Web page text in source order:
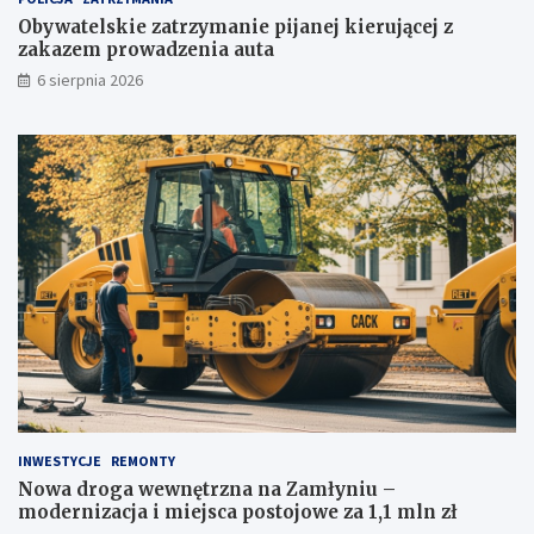
e
p
i
j
n
e
j
i
e
r
u
j
ą
c
e
j
z
z
a
k
a
a
m
ł
y
i
u
–
m
o
d
e
r
n
i
z
a
c
j
a
i
m
i
Obywatelskie zatrzymanie pijanej kierującej z
zakazem prowadzenia auta
6 sierpnia 2026
INWESTYCJE REMONTY
Nowa droga wewnętrzna na Zamłyniu –
modernizacja i miejsca postojowe za 1,1 mln zł